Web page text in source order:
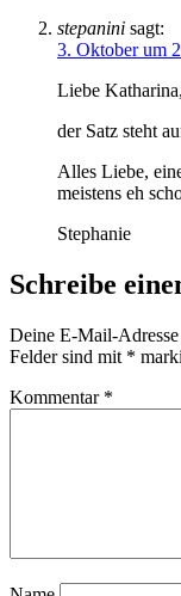
stepanini sagt:
3. Oktober um
Liebe Katharina,
der Satz steht
Alles Liebe,
meistens eh
Stephanie
Schreibe
Deine E-Mail-
Felder sind mit *
Kommentar *